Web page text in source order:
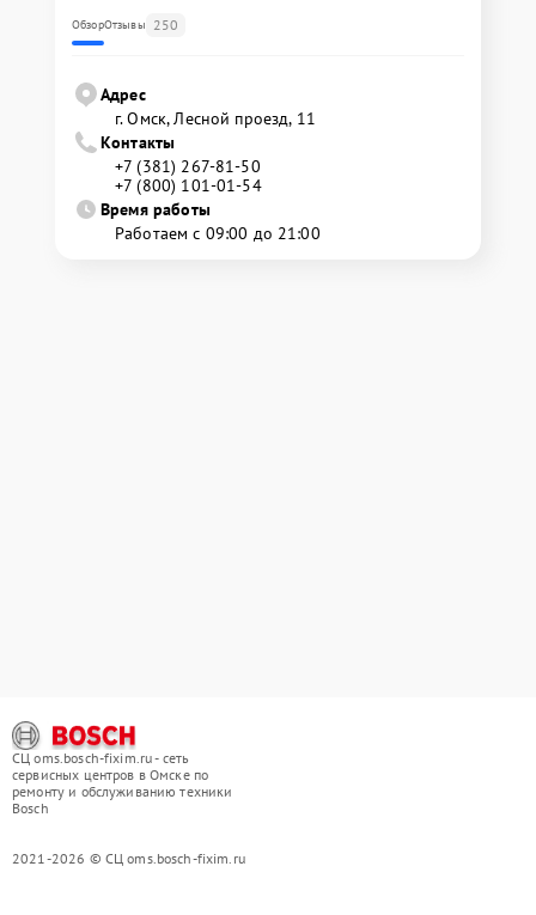
ОбзорОтзывы 250
Адрес
г. Омск, ​Лесной проезд, 11
Контакты
+7 (381) 267-81-50
+7 (800) 101-01-54
Время работы
Работаем с 09:00 до 21:00
СЦ oms.bosch-fixim.ru - сеть
сервисных центров в Омске по
ремонту и обслуживанию техники
Bosch
2021-2026 © СЦ oms.bosch-fixim.ru